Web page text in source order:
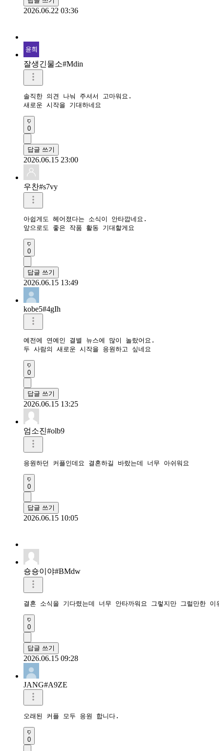
2026.06.22 03:36
잘생긴물소#Mdin
솔직한 의견 나눠 주셔서 고마워요.
새로운 시작을 기대하네요
0
답글 쓰기
2026.06.15 23:00
우찬#s7vy
아쉽게도 헤어졌다는 소식이 안타깝네요.
앞으로도 좋은 작품 활동 기대할게요
0
답글 쓰기
2026.06.15 13:49
kobe5#4gIh
예전에 연예인 결별 뉴스에 많이 놀랐어요.
두 사람의 새로운 시작을 응원하고 싶네요
0
답글 쓰기
2026.06.15 13:25
엄소진#olb9
응원하던 커플인데요 결혼하길 바랐는데 너무 아쉬워요
0
답글 쓰기
2026.06.15 10:05
숑숑이야#BMdw
결혼 소식을 기다렸는데 너무 안타까워요 그렇지만 그럴만한 이
0
답글 쓰기
2026.06.15 09:28
JANG#A9ZE
오래된 커플 모두 응원 합니다.
0